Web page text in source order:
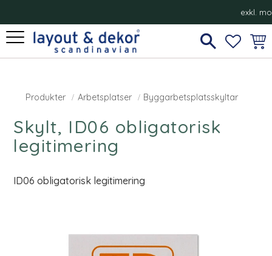
Meny
exkl.
Produkter Arbetsplatser Byggarbetsplatsskyltar
Skylt, ID06 obligatorisk
legitimering
ID06 obligatorisk legitimering